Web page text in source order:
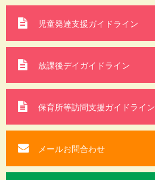
児童発達支援ガイドライン
放課後デイガイドライン
保育所等訪問支援ガイドライン
メールお問合わせ